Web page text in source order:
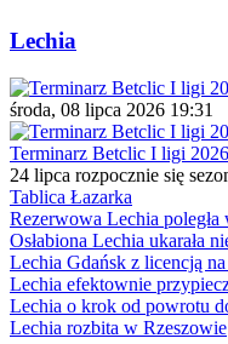
Lechia
środa, 08 lipca 2026 19:31
Terminarz Betclic I ligi
24 lipca rozpocznie się
Tablica Łazarka
Rezerwowa Lechia
Osłabiona Lechia ukarała
Lechia Gdańsk z licencją
Lechia efektownie
Lechia o krok od powrotu
Lechia rozbita w Rzeszowie